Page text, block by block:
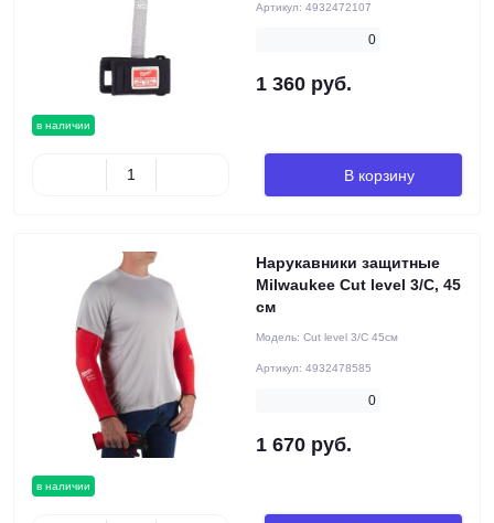
в наличии
Артикул: 4932472107
0
1 360 руб.
В корзину
в наличии
Нарукавники защитные
Milwaukee Cut level 3/C, 45
см
Модель: Cut level 3/C 45см
Артикул: 4932478585
0
1 670 руб.